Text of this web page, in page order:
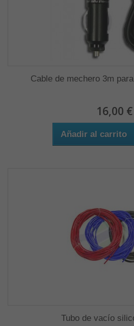
Cable de mechero 3m
16,00 €
Añadir al carrito
Tubo de vacío